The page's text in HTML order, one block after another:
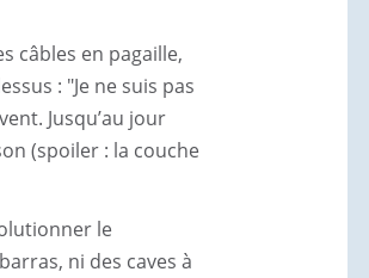
câbles en pagaille,
: "Je ne suis pas
Jusqu’au jour
(spoiler : la couche
le
ni des caves à
RSE
Contact